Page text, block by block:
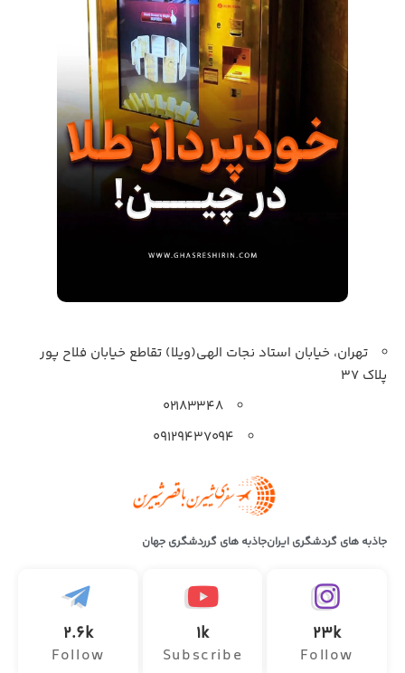
تهران، خیابان استاد نجات الهی(ویلا) تقاطع خیابان فلاح پور
پلاک 37
۰۲۱۸۳۳۴۸
۰۹۱۲۹۴۳۷۰۹۴
جاذبه های گردشگری ایرانجاذبه های گرردشگری جهان
23k
Follow
1k
Subscribe
2.6k
Follow